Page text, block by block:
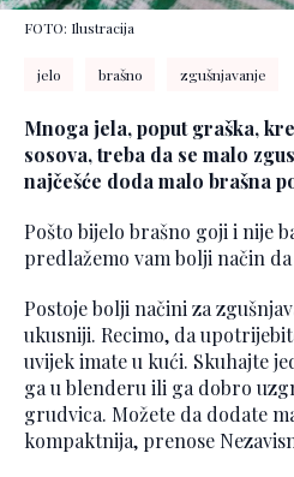
FOTO: Ilustracija
jelo brašno zgušnjavanje
Mnoga jela, poput graška,
sosova, treba da se malo
najčešće doda malo brašna
Pošto bijelo brašno goji i nije
predlažemo vam bolji način
Postoje bolji načini za
ukusniji. Recimo, da
uvijek imate u kući. Skuhajte
ga u blenderu ili ga dobro
grudvica. Možete da dodate
kompaktnija, prenose